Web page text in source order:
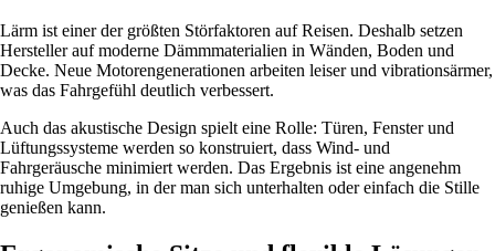
Lärm ist einer der größten Störfaktoren auf Reisen. Deshalb setzen
Hersteller auf moderne Dämmmaterialien in Wänden, Boden und
Decke. Neue Motorengenerationen arbeiten leiser und vibrationsärmer,
was das Fahrgefühl deutlich verbessert.
Auch das akustische Design spielt eine Rolle: Türen, Fenster und
Lüftungssysteme werden so konstruiert, dass Wind- und
Fahrgeräusche minimiert werden. Das Ergebnis ist eine angenehm
ruhige Umgebung, in der man sich unterhalten oder einfach die Stille
genießen kann.